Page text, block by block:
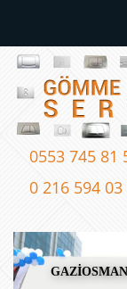
0553 745 81
0 216 594 03